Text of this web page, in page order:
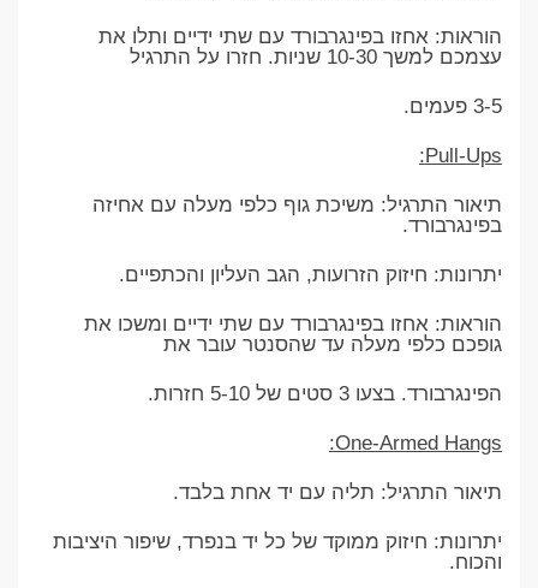
הוראות: אחזו בפינגרבורד עם שתי ידיים ותלו את
עצמכם למשך 10-30 שניות. חזרו על התרגיל
3-5 פעמים.
Pull-Ups:
תיאור התרגיל: משיכת גוף כלפי מעלה עם אחיזה
בפינגרבורד.
יתרונות: חיזוק הזרועות, הגב העליון והכתפיים.
הוראות: אחזו בפינגרבורד עם שתי ידיים ומשכו את
גופכם כלפי מעלה עד שהסנטר עובר את
הפינגרבורד. בצעו 3 סטים של 5-10 חזרות.
One-Armed Hangs:
תיאור התרגיל: תליה עם יד אחת בלבד.
יתרונות: חיזוק ממוקד של כל יד בנפרד, שיפור היציבות
והכוח.